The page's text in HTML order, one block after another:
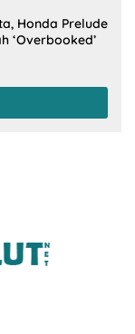
Honda Prelude
‘Overbooked’